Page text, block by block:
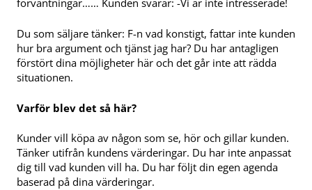
förväntningar…… Kunden svarar: -Vi är inte intresserade!
Du som säljare tänker: F-n vad konstigt, fattar inte kunden
hur bra argument och tjänst jag har? Du har antagligen
förstört dina möjligheter här och det går inte att rädda
situationen.
Varför blev det så här?
Kunder vill köpa av någon som se, hör och gillar kunden.
Tänker utifrån kundens värderingar. Du har inte anpassat
dig till vad kunden vill ha. Du har följt din egen agenda
baserad på dina värderingar.